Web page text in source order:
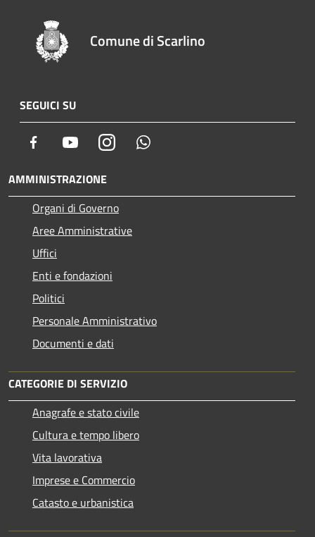
Comune di Scarlino
SEGUICI SU
Facebook YoutubeInstagram
AMMINISTRAZIONE
Organi di Governo
Aree Amministrative
Uffici
Enti e fondazioni
Politici
Personale Amministrativo
Documenti e dati
CATEGORIE DI SERVIZIO
Anagrafe e stato civile
Cultura e tempo libero
Vita lavorativa
Imprese e Commercio
Catasto e urbanistica